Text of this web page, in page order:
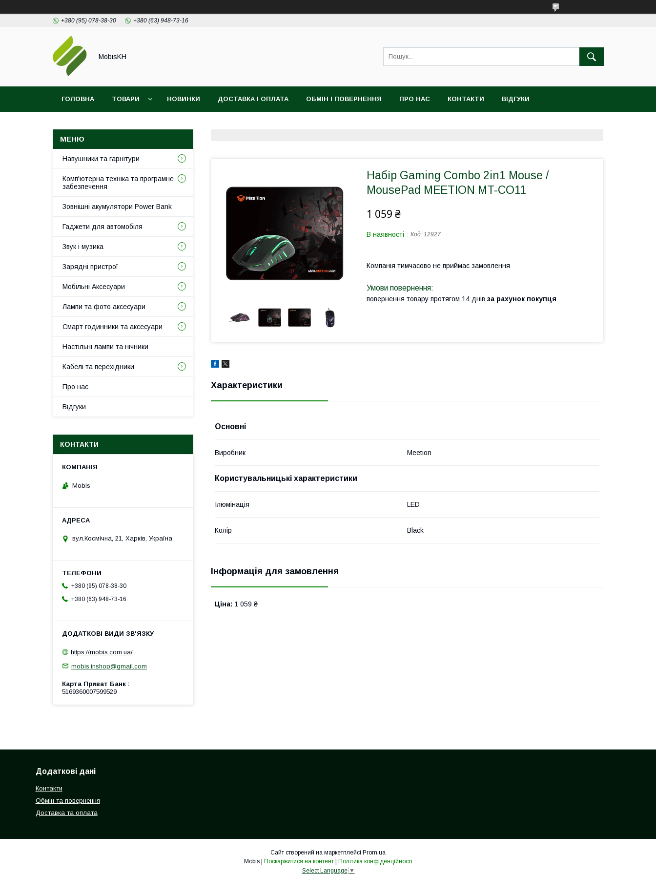
+380 (95) 078-38-30 +380 (63) 948-73-16
MobisKH
ГОЛОВНА ТОВАРИ НОВИНКИ ДОСТАВКА І ОПЛАТА ОБМІН І ПОВЕРНЕННЯ ПРО НАС КОНТАКТИ ВІДГУКИ
Набір Gaming Combo 2in1 Mouse /
MousePad MEETION MT-CO11
1 059 ₴
В наявності Код: 12927
Компанія тимчасово не приймає замовлення
повернення товару протягом 14 днів за рахунок покупця
Характеристики
Основні
Виробник Meetion
Користувальницькі характеристики
Ілюмінація LED
Колір Black
Інформація для замовлення
Ціна: 1 059 ₴
Навушники та гарнітури
Комп'ютерна техніка та програмне
забезпечення
Зовнішні акумулятори Power Bank
Гаджети для автомобіля
Звук і музика
Зарядні пристрої
Мобільні Аксесуари
Лампи та фото аксесуари
Смарт годинники та аксесуари
Настільні лампи та нічники
Кабелі та перехідники
Про нас
Відгуки
КОНТАКТИ
Mobis
вул.Космічна, 21, Харків, Україна
+380 (95) 078-38-30
+380 (63) 948-73-16
https://mobis.com.ua/
mobis.inshop@gmail.com
Карта Приват Банк
5169360007599529
Додаткові дані
Контакти
Обмін та повернення
Доставка та оплата
Сайт створений на маркетплейсі Prom.ua
Поскаржитися на контент
Політика конфіденційності
Select Language ▼